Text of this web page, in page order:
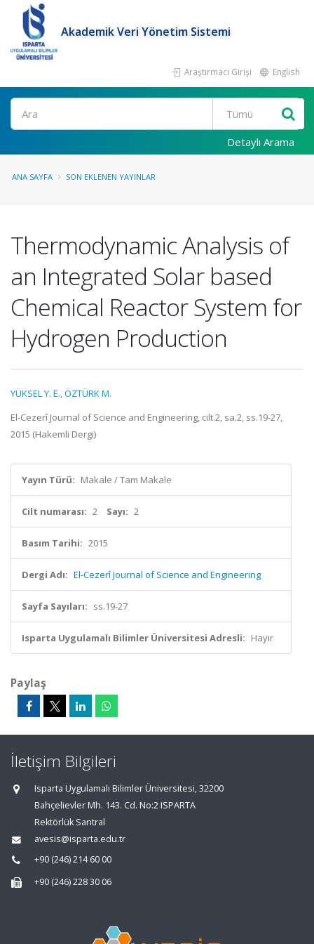
Akademik Veri Yönetim Sistemi
Araştırmacı Girişi English
Ara
Detaylı Arama
ANA SAYFA SON EKLENEN YAYINLAR
Thermodynamic Analysis of
an Integrated Solar based
Chemical Reactor System for
Hydrogen Production
YÜKSEL Y. E.,ÖZTÜRK M.
El-Cezerî Journal of Science and Engineering, cilt.2, sa.2, ss.19-27,
2015 (Hakemli Dergi)
Yayın Türü: Makale / Tam Makale
Cilt numarası: 2 Sayı: 2
Basım Tarihi: 2015
Dergi Adı: El-Cezerî Journal of Science and Engineering
Sayfa Sayıları: ss.19-27
Isparta Uygulamalı Bilimler Üniversitesi Adresli: Hayır
Paylaş
İletişim Bilgileri
Isparta Uygulamalı Bilimler Üniversitesi, 32200
Bahçelievler Mh. 143. Cd. No:2 ISPARTA
Rektörlük Santral
avesis@isparta.edu.tr
+90 (246) 214 60 00
+90 (246) 228 30 06